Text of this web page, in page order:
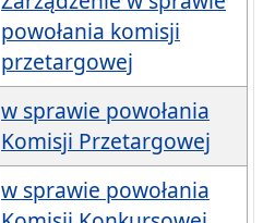
powołania komisji
przetargowej
w sprawie powołania
Komisji Przetargowej
w sprawie powołania